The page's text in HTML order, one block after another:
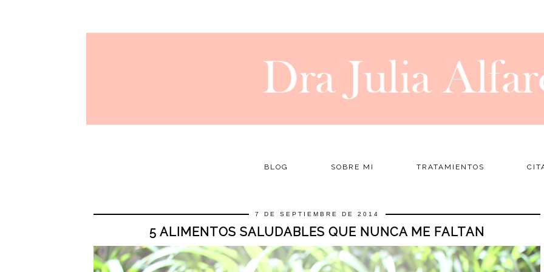
BLOG SOBRE MI TRATAMIENTOS
7 DE SEPTIEMBRE DE 2014
5 ALIMENTOS SALUDABLES QUE NUNCA ME FALTAN